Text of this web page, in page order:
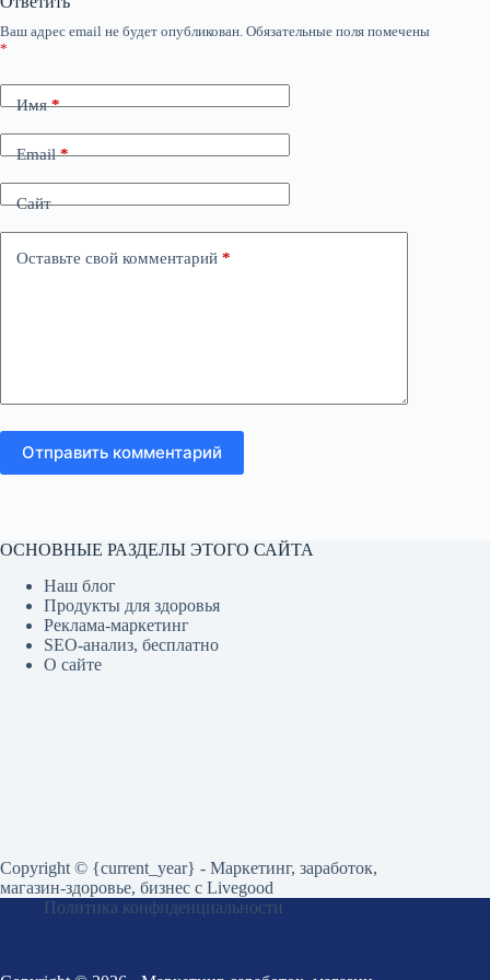
Ваш адрес email не будет опубликован. Обязательные поля помечены
*
Имя*
Email*
Сайт
Оставьте свой комментарий *
Отправить комментарий
ОСНОВНЫЕ РАЗДЕЛЫ ЭТОГО САЙТА
Наш блог
Продукты для здоровья
Реклама-маркетинг
SEO-анализ, бесплатно
О сайте
Copyright © {current_year} - Маркетинг, заработок,
магазин-здоровье, бизнес c Livegood
Политика конфиденциальности